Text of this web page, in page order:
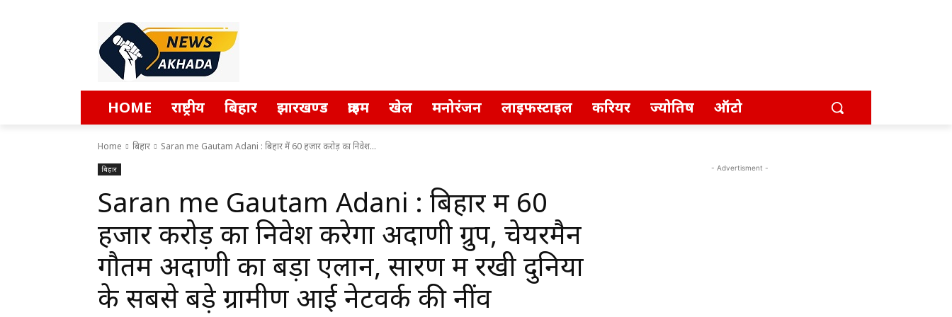
HOME राष्ट्रीय बिहार झारखण्ड क्राइम खेल मनोरंजन लाइफस्टाइल करियर ज्योतिष ऑटो
Home बिहार Saran me Gautam Adani : बिहार में 60 हजार करोड़ का निवेश...
बिहार
Saran me Gautam Adani : बिहार में 60
हजार करोड़ का निवेश करेगा अदाणी ग्रुप, चेयरमैन
गौतम अदाणी का बड़ा एलान, सारण में रखी दुनिया
के सबसे बड़े ग्रामीण आई नेटवर्क की नींव
- Advertisment -